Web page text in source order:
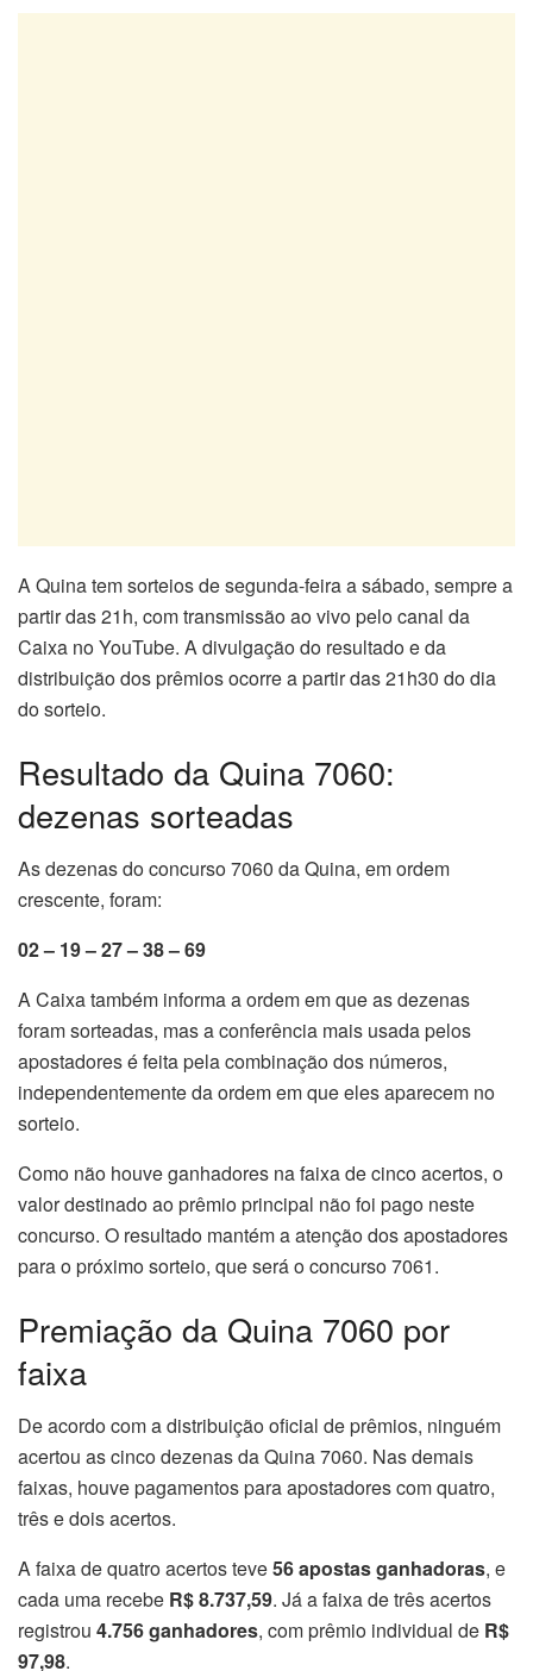
A Quina tem sorteios de segunda-feira a sábado, sempre a
partir das 21h, com transmissão ao vivo pelo canal da
Caixa no YouTube. A divulgação do resultado e da
distribuição dos prêmios ocorre a partir das 21h30 do dia
do sorteio.
Resultado da Quina 7060:
dezenas sorteadas
As dezenas do concurso 7060 da Quina, em ordem
crescente, foram:
02 – 19 – 27 – 38 – 69
A Caixa também informa a ordem em que as dezenas
foram sorteadas, mas a conferência mais usada pelos
apostadores é feita pela combinação dos números,
independentemente da ordem em que eles aparecem no
sorteio.
Como não houve ganhadores na faixa de cinco acertos, o
valor destinado ao prêmio principal não foi pago neste
concurso. O resultado mantém a atenção dos apostadores
para o próximo sorteio, que será o concurso 7061.
Premiação da Quina 7060 por
faixa
De acordo com a distribuição oficial de prêmios, ninguém
acertou as cinco dezenas da Quina 7060. Nas demais
faixas, houve pagamentos para apostadores com quatro,
três e dois acertos.
A faixa de quatro acertos teve56 apostas ganhadoras, e
cada uma recebe R$ 8.737,59. Já a faixa de três acertos
registrou 4.756 ganhadores, com prêmio individual de R$
97,98.